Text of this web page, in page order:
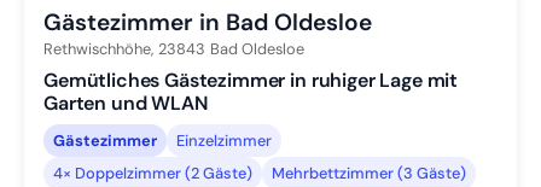
Gästezimmer in Bad Oldesloe
Rethwischhöhe, 23843 Bad Oldesloe
Gemütliches Gästezimmer in ruhiger Lage mit
Garten und WLAN
Gästezimmer
Einzelzimmer
4× Doppelzimmer (2 Gäste)
Mehrbettzimmer (3 Gäste)